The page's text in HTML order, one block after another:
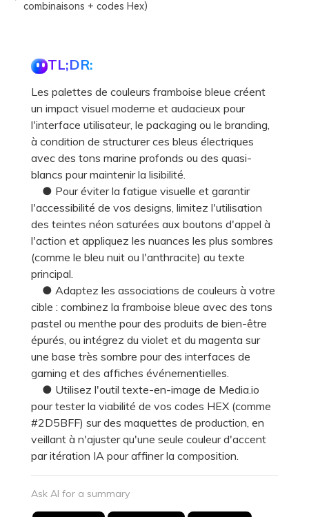
combinaisons + codes Hex)
TL;DR:
Les palettes de couleurs framboise bleue créent
un impact visuel moderne et audacieux pour
l'interface utilisateur, le packaging ou le branding,
à condition de structurer ces bleus électriques
avec des tons marine profonds ou des quasi-
blancs pour maintenir la lisibilité.
● Pour éviter la fatigue visuelle et garantir
l'accessibilité de vos designs, limitez l'utilisation
des teintes néon saturées aux boutons d'appel à
l'action et appliquez les nuances les plus sombres
(comme le bleu nuit ou l'anthracite) au texte
principal.
● Adaptez les associations de couleurs à votre
cible : combinez la framboise bleue avec des tons
pastel ou menthe pour des produits de bien-être
épurés, ou intégrez du violet et du magenta sur
une base très sombre pour des interfaces de
gaming et des affiches événementielles.
● Utilisez l'outil texte-en-image de Media.io
pour tester la viabilité de vos codes HEX (comme
#2D5BFF) sur des maquettes de production, en
veillant à n'ajuster qu'une seule couleur d'accent
par itération IA pour affiner la composition.
Ask AI for a summary